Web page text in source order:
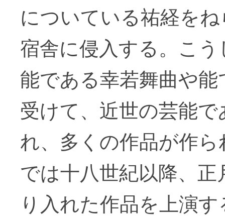
についている祐経を
宿舎に侵入する。こ
能である幸若舞曲や
受けて、近世の芸能
れ、多くの作品が作
では十八世紀以降、
り入れた作品を上演